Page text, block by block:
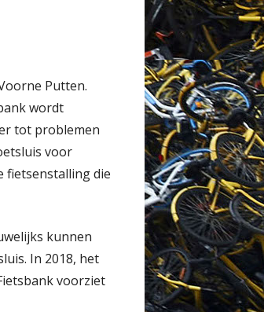
Putten.
wordt
tot problemen
voor
fietsenstalling die
kunnen
In 2018, het
voorziet